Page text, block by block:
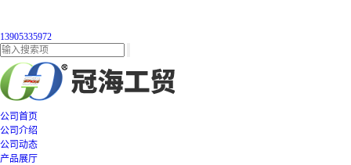
13905335972
公司首页
公司介绍
公司动态
产品展厅